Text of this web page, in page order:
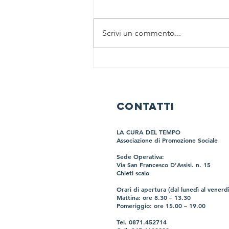
Turning Sign):
Paziente Cerca
la Tua Mente
per Rispondere
Scrivi un commento...
CONTATTI
LA CURA DEL TEMPO
Associazione di Promozione Sociale
Sede Operativa:
Via San Francesco D’Assisi. n. 15
Chieti scalo
​Orari di apertura (dal lunedì al
Mattina: ore 8.30 – 13.30 ​
Pomeriggio: ore 15.00 – 19.00
Tel. 0871.452714